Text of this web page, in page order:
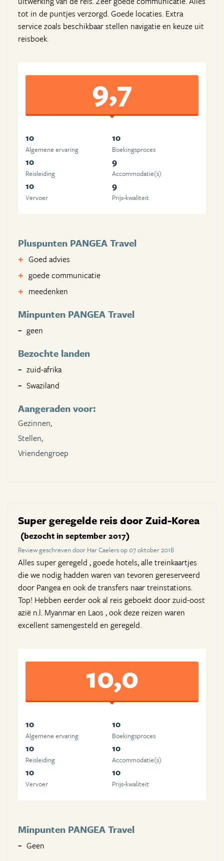
tot in de puntjes verzorgd. Goede locaties. Extra
service zoals beschikbaar stellen navigatie en keuze uit
reisboek.
9,7
10
Algemene ervaring
10
Boekingsproces
10
Reisleiding
9
Accommodatie(s)
10
Vervoer
9
Prijs-kwaliteit
Pluspunten PANGEA Travel
Goed advies
goede communicatie
meedenken
Minpunten PANGEA Travel
geen
Bezochte landen
zuid-afrika
Swaziland
Aangeraden voor:
Gezinnen,
Stellen,
Vriendengroep
Super geregelde reis door Zuid-Korea
(bezocht in september 2017)
Review geschreven door Har Caelers op 07 oktober 2018
Alles super geregeld , goede hotels, alle treinkaartjes
die we nodig hadden waren van tevoren gereserveerd
door Pangea en ook de transfers naar treinstations.
Top! Hebben eerder ook al reis geboekt door zuid-oost
azië n.l. Myanmar en Laos , ook deze reizen waren
excellent samengesteld en geregeld.
10,0
10
Algemene ervaring
10
Boekingsproces
10
Reisleiding
10
Accommodatie(s)
10
Vervoer
10
Prijs-kwaliteit
Minpunten PANGEA Travel
Geen